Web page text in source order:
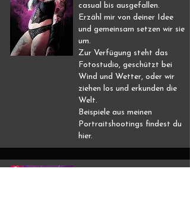
casual bis ausgefallen.
Erzähl mir von deiner Idee
und gemeinsam setzen wir sie
um.
Zur Verfügung steht das
Fotostudio, geschützt bei
Wind und Wetter, oder wir
ziehen los und erkunden die
Welt.
​Beispiele aus meinen
Portraitshootings findest du
hier.